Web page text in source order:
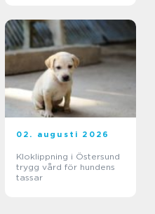
02. augusti 2026
Kloklippning i Östersund
trygg vård för hundens
tassar